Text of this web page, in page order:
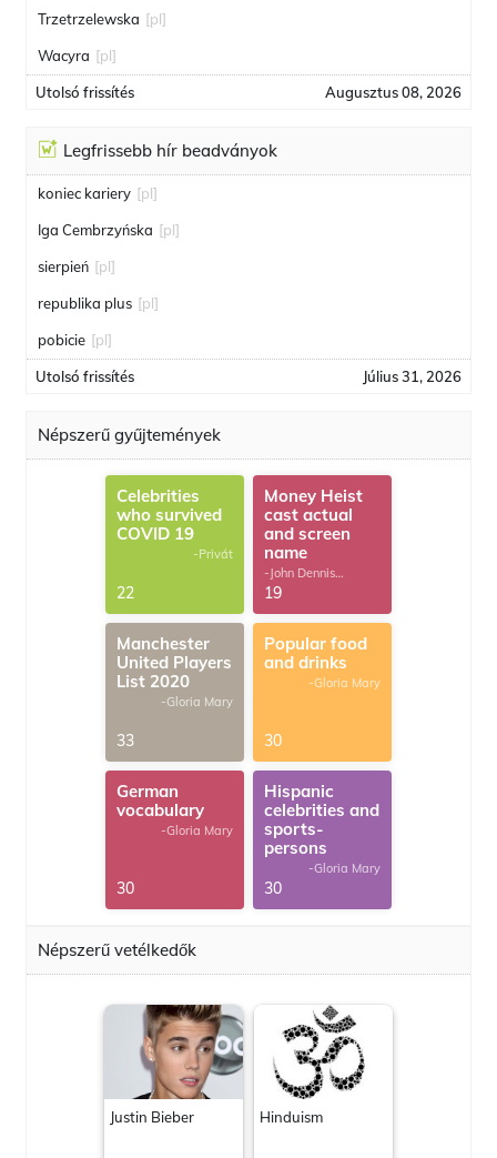
Trzetrzelewska [pl]
Wacyra [pl]
Utolsó frissítés Augusztus 08, 2026
Legfrissebb hír beadványok
koniec kariery [pl]
Iga Cembrzyńska [pl]
sierpień [pl]
republika plus [pl]
pobicie [pl]
Utolsó frissítés Július 31, 2026
Népszerű gyűjtemények
Celebrities
who survived
COVID 19
-Privát
22
Money Heist
cast actual
and screen
name
-John Dennis
G.Thomas
19
Manchester
United Players
List 2020
-Gloria Mary
33
Popular food
and drinks
-Gloria Mary
30
German
vocabulary
-Gloria Mary
30
Hispanic
celebrities and
sports-
persons
-Gloria Mary
30
Népszerű vetélkedők
Justin Bieber Hinduism